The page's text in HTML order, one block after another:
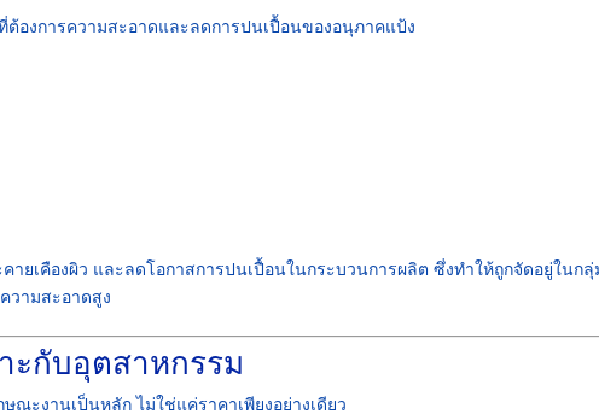
ต้องการความสะอาดและลดการปนเปื้อนของอนุภาคแป้ง
ายเคืองผิว และลดโอกาสการปนเปื้อนในกระบวนการผลิต ซึ่งทำให้ถูกจัดอยู่ในกลุ่
วามสะอาดสูง
ะกับอุตสาหกรรม
ณะงานเป็นหลัก ไม่ใช่แค่ราคาเพียงอย่างเดียว